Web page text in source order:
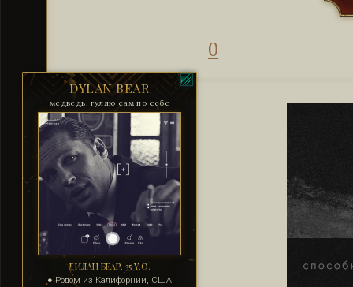
0
DYLAN BEAR
медведь, гуляю сам по себе
ДИЛАН БЕАР, 35 Y.O.
● Родом из Калифорнии, США